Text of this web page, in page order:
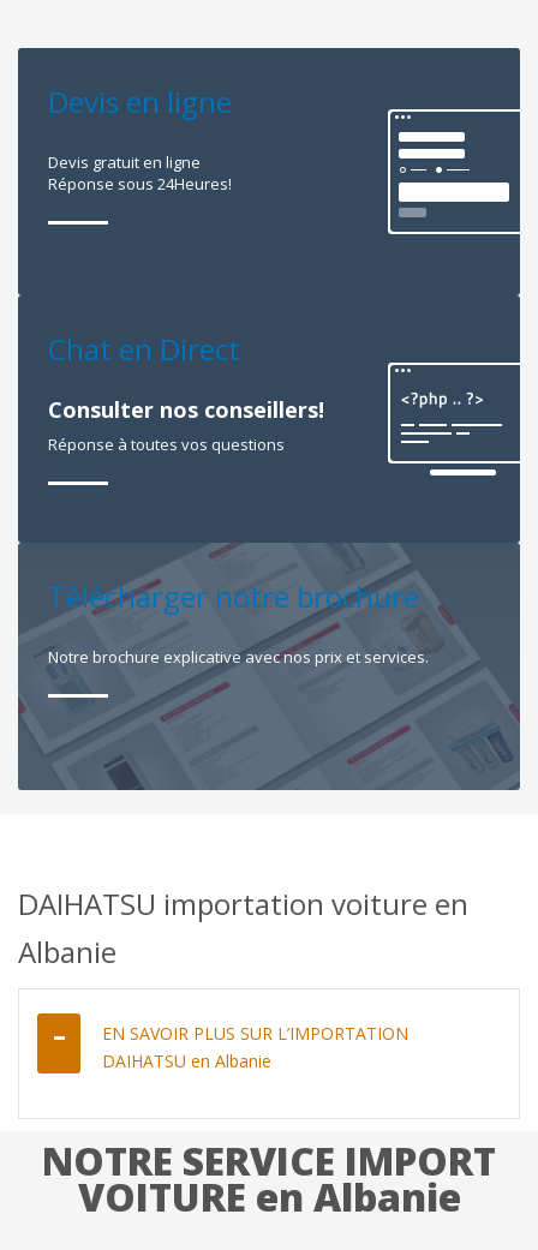
Devis en ligne
Devis gratuit en ligne
Réponse sous 24Heures!
Chat en Direct
Consulter nos conseillers!
Réponse à toutes vos questions
Télécharger notre brochure
Notre brochure explicative avec nos prix et services.
DAIHATSU importation voiture en
Albanie
EN SAVOIR PLUS SUR L’IMPORTATION
DAIHATSU en Albanie
NOTRE SERVICE IMPORT
VOITURE en Albanie